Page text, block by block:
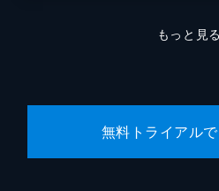
もっと見る
無料トライアル